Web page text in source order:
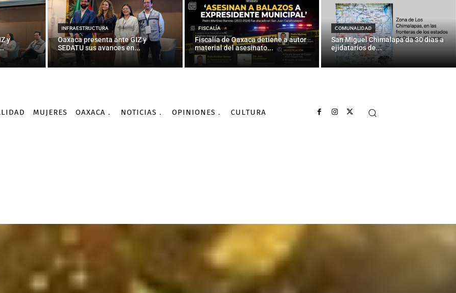
y
INFRAESTRUCTURA
Oaxaca presenta ante GIZ y
SEDATU sus avances en...
FISCALÍA
Fiscalía de Oaxaca detiene a autor
material del asesinato...
COMUNALIDAD
San Miguel Chimalapa da 30 días a
ejidatarios de...
MUJERES OAXACA NOTICIAS OPINIONES CULTURA